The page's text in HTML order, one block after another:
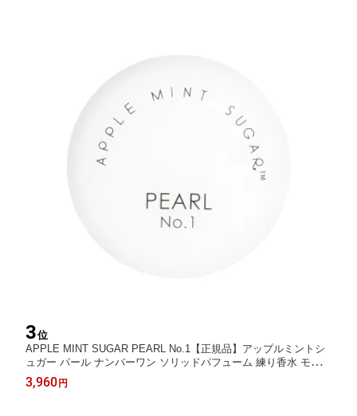
3位
APPLE MINT SUGAR PEARL No.1【正規品】アップルミントシ
ュガー パール ナンバーワン ソリッドパフューム 練り香水 モテ
石鹸 赤ちゃんの香り 強すぎない ほのかに香る レディース
3,960 円